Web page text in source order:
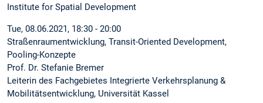
Institute for Spatial Development
Tue, 08.06.2021, 18:30 - 20:00
Straßenraumentwicklung, Transit-Oriented Development,
Pooling-Konzepte
Prof. Dr. Stefanie Bremer
Leiterin des Fachgebietes Integrierte Verkehrsplanung &
Mobilitätsentwicklung, Universität Kassel